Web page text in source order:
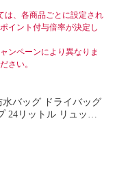
は、各商品ごとに設定され
イント付与倍率が決定し
ンペーンにより異なりま
さい。
バッグ ドライバッグ
24リットル リュック
防水バック リュック
無縫製バッグ アウト
】【翌日配達対象】